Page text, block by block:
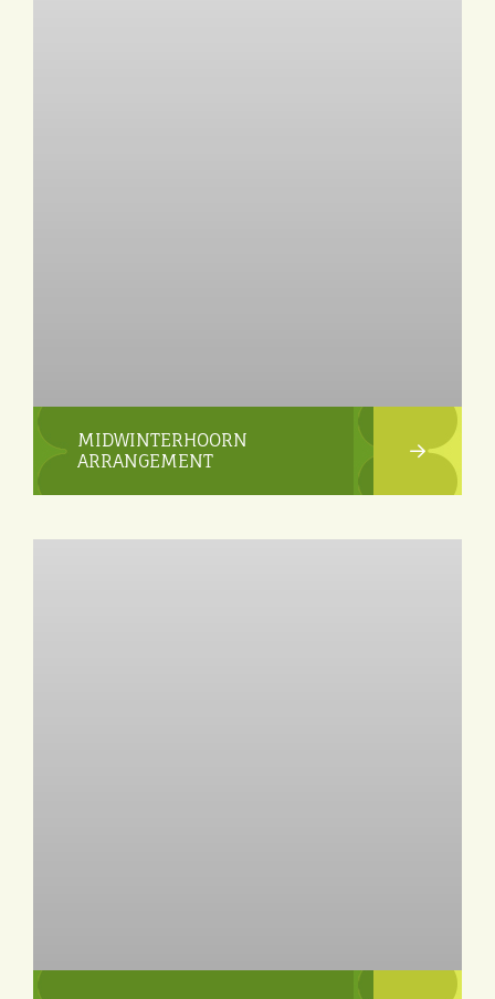
MIDWINTERHOORN
ARRANGEMENT